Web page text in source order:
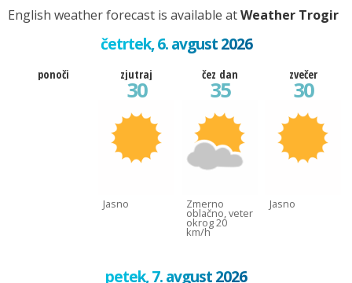
English weather forecast is available atWeather Trogir
četrtek, 6. avgust 2026
ponoči zjutraj
30
Jasno
čez dan
35
Zmerno
oblačno, veter
okrog 20
km/h
zvečer
30
Jasno
petek, 7. avgust 2026